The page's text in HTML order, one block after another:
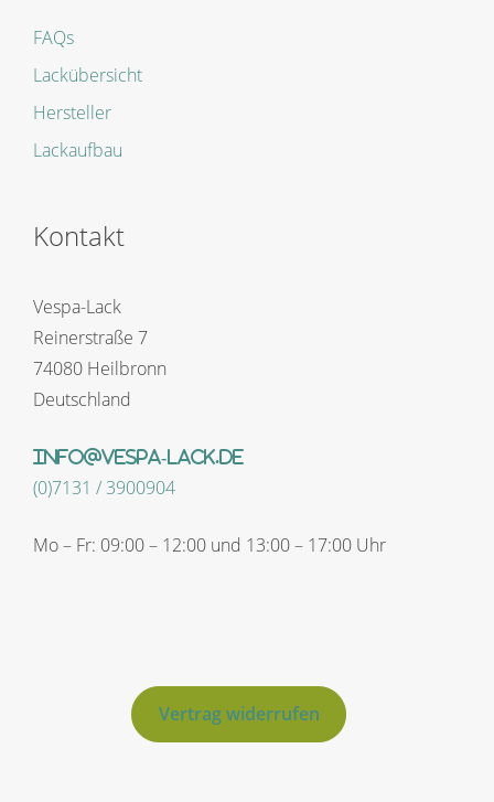
FAQs
Lackübersicht
Hersteller
Lackaufbau
Kontakt
Vespa-Lack
Reinerstraße 7
74080 Heilbronn
Deutschland
info@vespa-lack.de
(0)7131 / 3900904
Mo – Fr: 09:00 – 12:00 und 13:00 – 17:00 Uhr
Vertrag widerrufen